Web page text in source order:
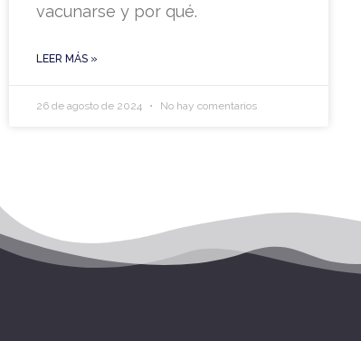
vacunarse y por qué.
LEER MÁS »
26 de agosto de 2024 No hay comentarios